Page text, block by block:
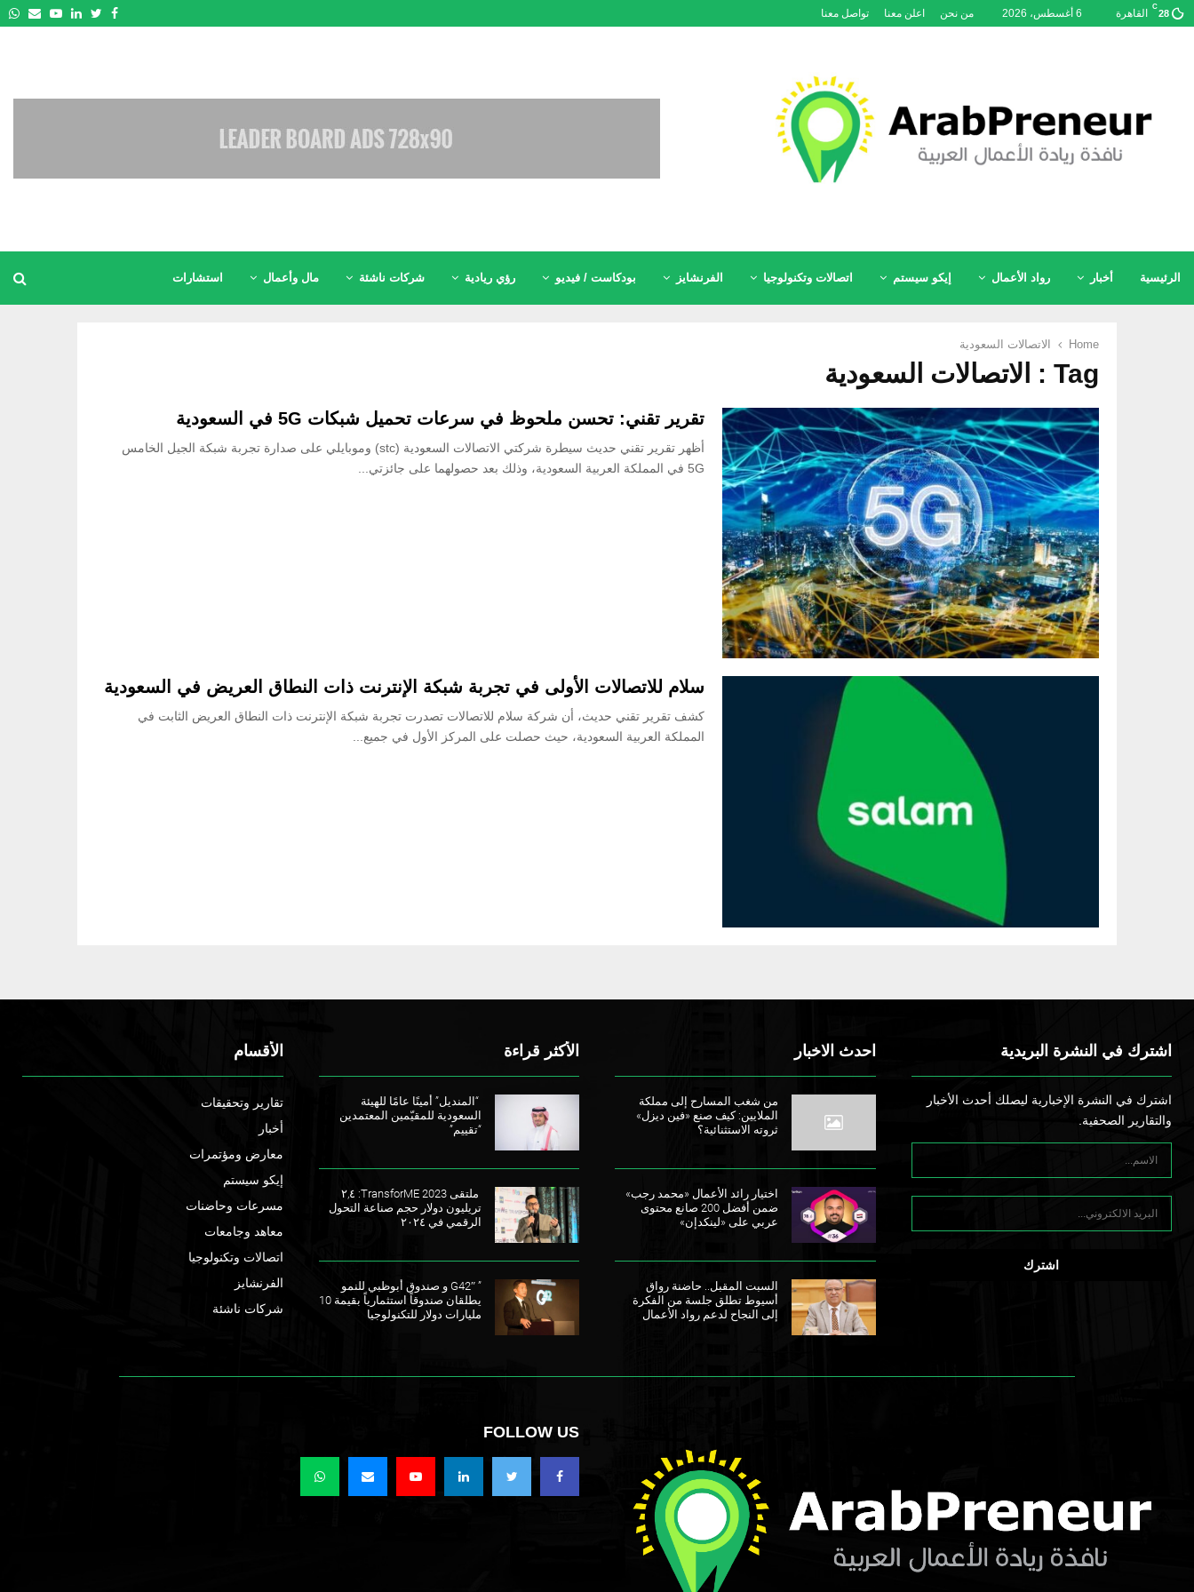
28
C
القاهرة 6 أغسطس، 2026 من نحن اعلن معنا تواصل معنا Facebook
Twitter
Linkedin
Youtube
الرئيسية أخبار رواد الأعمال إيكو سيستم اتصالات وتكنولوجيا الفرنشايز بودكاست / فيديو رؤي ريادية شركات ناشئة مال وأعمال استشارات
Home الاتصالات السعودية
Tag : الاتصالات السعودية
تقرير تقني: تحسن ملحوظ في سرعات تحميل شبكات 5G في السعودية
أظهر تقرير تقني حديث سيطرة شركتي الاتصالات السعودية (stc) وموبايلي على صدارة تجربة شبكة الجيل الخامس
5G في المملكة العربية السعودية، وذلك بعد حصولهما على جائزتي...
سلام للاتصالات الأولى في تجربة شبكة الإنترنت ذات النطاق العريض في السعودية
كشف تقرير تقني حديث، أن شركة سلام للاتصالات تصدرت تجربة شبكة الإنترنت ذات النطاق العريض الثابت في
المملكة العربية السعودية، حيث حصلت على المركز الأول في جميع...
اشترك في النشرة البريدية
اشترك في النشرة الإخبارية ليصلك أحدث الأخبار
والتقارير الصحفية.
احدث الاخبار
من شغب المسارح إلى مملكة
الملايين: كيف صنع «فين ديزل»
ثروته الاستثنائية؟
اختيار رائد الأعمال «محمد رجب»
ضمن أفضل 200 صانع محتوى
عربي على «لينكدإن»
السبت المقبل.. حاضنة رواق
أسيوط تطلق جلسة من الفكرة
إلى النجاح لدعم رواد الأعمال
الأكثر قراءة
“المنديل” أمينًا عامًا للهيئة
السعودية للمقيّمين المعتمدين
“تقييم”
ملتقى TransforME 2023: ٢,٤
تريليون دولار حجم صناعة التحول
الرقمي في ٢٠٢٤
” G42″ و صندوق أبوظبي للنمو
يطلقان صندوقاً استثمارياً بقيمة 10
مليارات دولار للتكنولوجيا
الأقسام
تقارير وتحقيقات
أخبار
معارض ومؤتمرات
إيكو سيستم
مسرعات وحاضنات
معاهد وجامعات
اتصالات وتكنولوجيا
الفرنشايز
شركات ناشئة
FOLLOW US